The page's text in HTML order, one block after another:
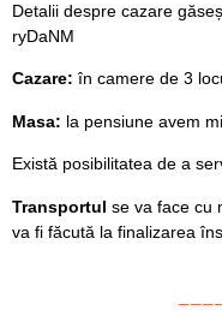
Detalii despre cazare
ryDaNM
Cazare: în camere de 3
Masa: la pensiune avem
Există posibilitatea de a
Transportul se va face cu
va fi făcută la finalizarea